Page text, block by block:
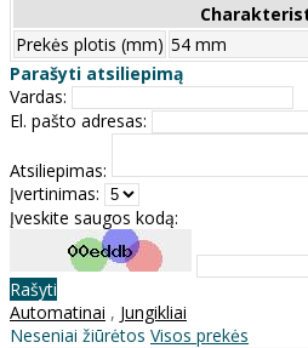
Prekės plotis (mm) 54 mm
Parašyti atsiliepimą
Vardas:
El. pašto adresas:
Atsiliepimas:
Įvertinimas:
Įveskite saugos kodą:
Rašyti
Automatinai , Jungikliai
Neseniai žiūrėtos Visos prekės